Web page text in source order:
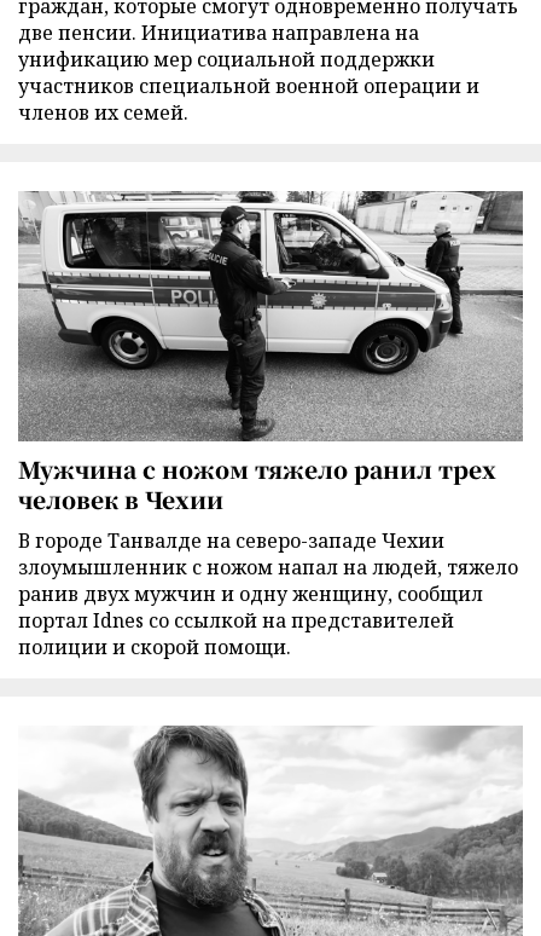
граждан, которые смогут одновременно получать
две пенсии. Инициатива направлена на
унификацию мер социальной поддержки
участников специальной военной операции и
членов их семей.
Мужчина с ножом тяжело ранил трех
человек в Чехии
В городе Танвалде на северо-западе Чехии
злоумышленник с ножом напал на людей, тяжело
ранив двух мужчин и одну женщину, сообщил
портал Idnes со ссылкой на представителей
полиции и скорой помощи.